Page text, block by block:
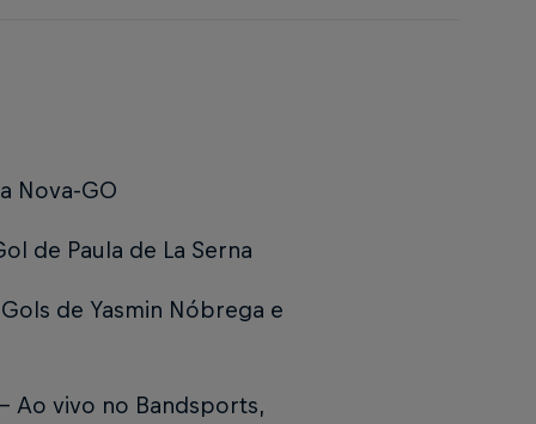
Nova-GO
de Paula de La Serna
de Yasmin Nóbrega e
Ao vivo no Bandsports,